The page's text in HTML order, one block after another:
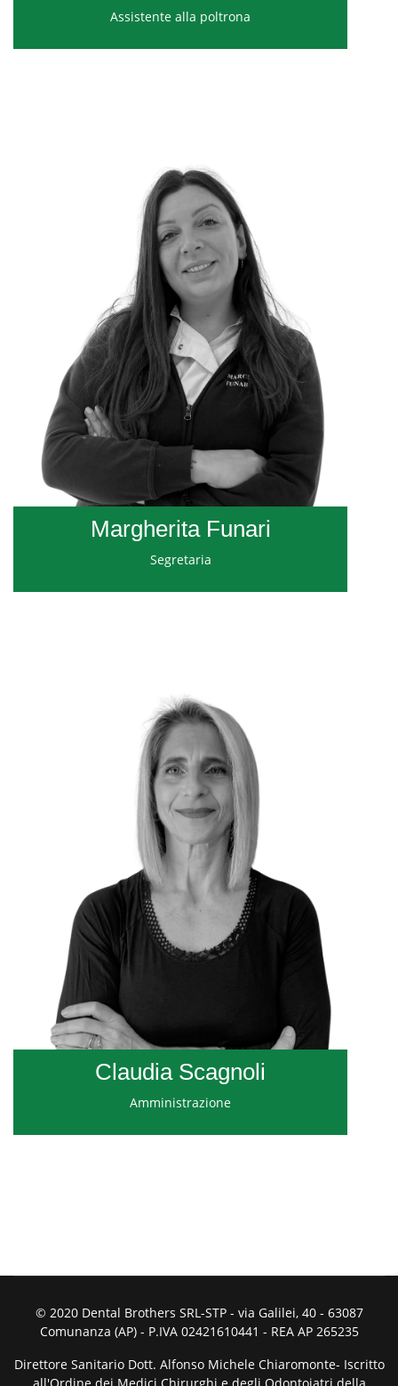
Assistente alla poltrona
Margherita Funari
Segretaria
Claudia Scagnoli
Amministrazione
© 2020 Dental Brothers SRL-STP - via Galilei, 40 - 63087
Comunanza (AP) - P.IVA 02421610441 - REA AP 265235
Direttore Sanitario Dott. Alfonso Michele Chiaromonte- Iscritto